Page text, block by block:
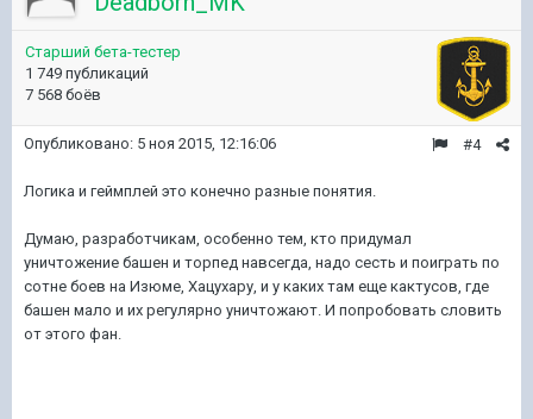
Старший бета-тестер
1 749 публикаций
7 568 боёв
#4
Опубликовано: 5 ноя 2015, 12:16:06
Логика и геймплей это конечно разные понятия.
Думаю, разработчикам, особенно тем, кто придумал
уничтожение башен и торпед навсегда, надо сесть и поиграть по
сотне боев на Изюме, Хацухару, и у каких там еще кактусов, где
башен мало и их регулярно уничтожают. И попробовать словить
от этого фан.